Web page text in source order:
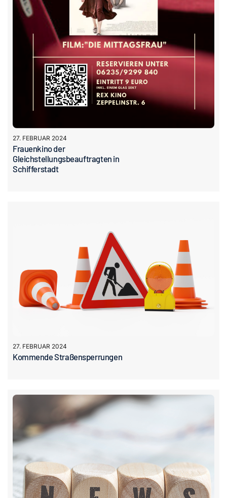
27. FEBRUAR 2024
Frauenkino der
Gleichstellungsbeauftragten in
Schifferstadt
27. FEBRUAR 2024
Kommende Straßensperrungen